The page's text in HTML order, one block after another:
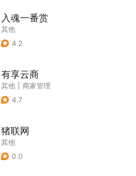
入魂一番赏
其他
4.2
有享云商
其他
商家管理
4.7
猪联网
其他
0.0